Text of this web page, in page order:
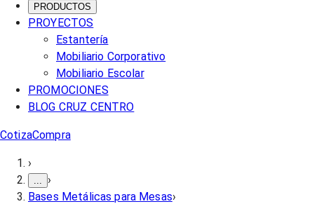
PRODUCTOS
PROYECTOS
Estantería
Mobiliario Corporativo
Mobiliario Escolar
PROMOCIONES
BLOG CRUZ CENTRO
CotizaCompra
›
›
Bases Metálicas para Mesas›